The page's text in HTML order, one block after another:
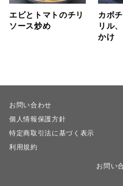
エビとトマトのチリ
ソース炒め
カボ
リル
かけ
お問い合わせ
個人情報保護方針
特定商取引法に基づく表示
利用規約
お問い